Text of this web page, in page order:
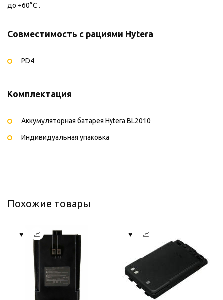
до +60°C .
Совместимость с рациями Hytera
PD4
Комплектация
Аккумуляторная батарея Hytera BL2010
Индивидуальная упаковка
Похожие товары